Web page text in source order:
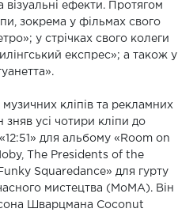
ефекти. Протягом
зокрема у фільмах свого
у стрічках свого колеги
експрес»; а також у
кліпів та рекламних
усі чотири кліпи до
для альбому «Room on
The Presidents of the
Squaredance» для гурту
мистецтва (MoMA). Він
Шварцмана Coconut